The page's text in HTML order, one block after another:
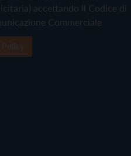
accettando il Codice di
Commerciale